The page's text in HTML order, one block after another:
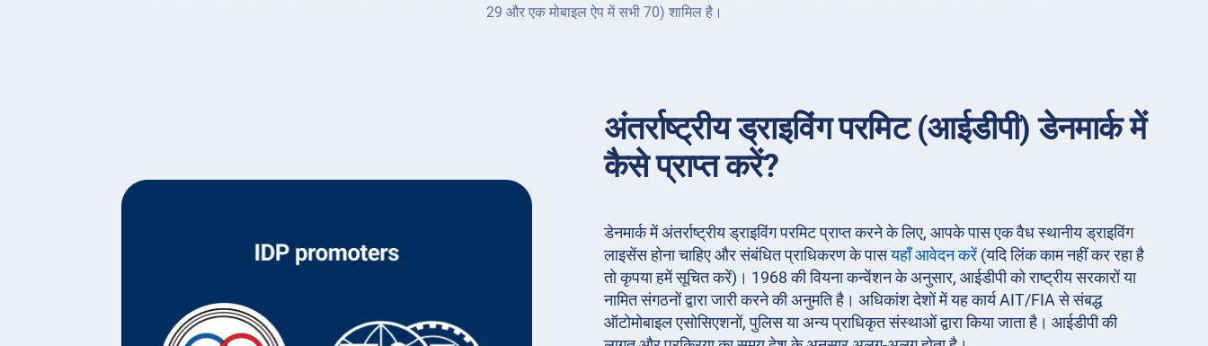
29 और एक मोबाइल ऐप में सभी 70) शामिल है।
अंतर्राष्ट्रीय ड्राइविंग परमिट (आईडीपी) डेनमार्क में
कैसे प्राप्त करें?
डेनमार्क में अंतर्राष्ट्रीय ड्राइविंग परमिट प्राप्त करने के लिए, आपके पास एक वैध स्थानीय ड्राइविंग
लाइसेंस होना चाहिए और संबंधित प्राधिकरण के पासयहाँ आवेदन करें (यदि लिंक काम नहीं कर रहा है
तो कृपया हमें सूचित करें)। 1968 की वियना कन्वेंशन के अनुसार, आईडीपी को राष्ट्रीय सरकारों या
नामित संगठनों द्वारा जारी करने की अनुमति है। अधिकांश देशों में यह कार्य AIT/FIA से संबद्ध
ऑटोमोबाइल एसोसिएशनों, पुलिस या अन्य प्राधिकृत संस्थाओं द्वारा किया जाता है। आईडीपी की